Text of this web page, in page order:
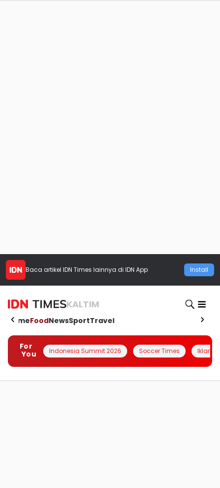
Baca artikel IDN Times lainnya di IDN App Install
KALTIM
HomeFoodNewsSportTravel
For
You
Indonesia Summit 2026 Soccer Times Iklanin